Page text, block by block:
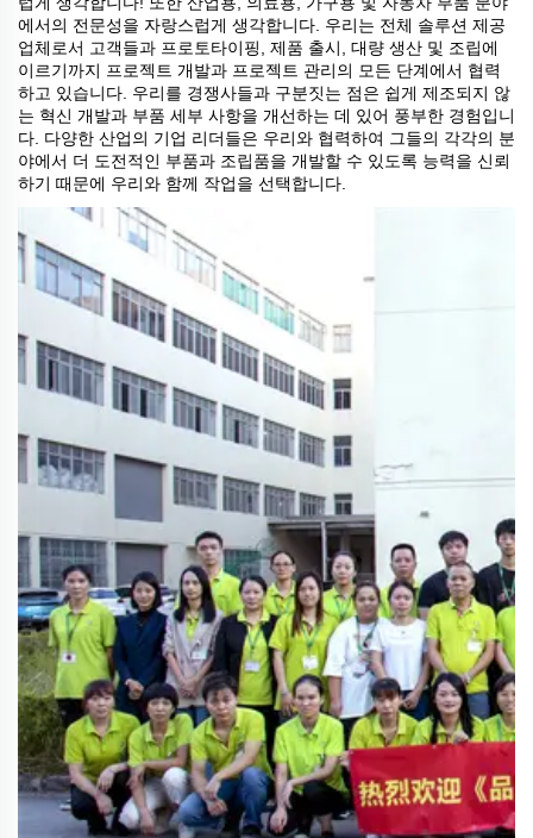
에서의 전문성을 자랑스럽게 생각합니다. 우리는 전체 솔루션 제공
업체로서 고객들과 프로토타이핑, 제품 출시, 대량 생산 및 조립에
이르기까지 프로젝트 개발과 프로젝트 관리의 모든 단계에서 협력
하고 있습니다. 우리를 경쟁사들과 구분짓는 점은 쉽게 제조되지 않
는 혁신 개발과 부품 세부 사항을 개선하는 데 있어 풍부한 경험입니
다. 다양한 산업의 기업 리더들은 우리와 협력하여 그들의 각각의 분
야에서 더 도전적인 부품과 조립품을 개발할 수 있도록 능력을 신뢰
하기 때문에 우리와 함께 작업을 선택합니다.